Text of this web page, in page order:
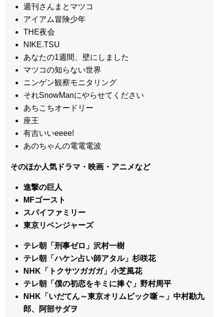
週刊さんまとマツコ
アイアム冒険少年
THE夜会
NIKE.TSU
あなたの1週間、壁にしました
マツコの知らない世界
ニンゲン観察モニタリング
それSnowManにやらせてください
あちこちオードリー
座王
有吉いいeeee!
あのちゃんの電電電波
そのほか人気ドラマ・映画・アニメなど
進撃の巨人
MFゴースト
スパイファミリー
東京リベンジャーズ
テレ朝「刑事ゼロ」沢村一樹
テレ朝「ハケン占い師アタル」杉咲花
NHK「トクサツガガガ」小芝風花
テレ朝「僕の初恋をキミに捧ぐ」野村周平
NHK「いだてん～東京オリムピック噺～」中村勘九
郎、阿部サダヲ